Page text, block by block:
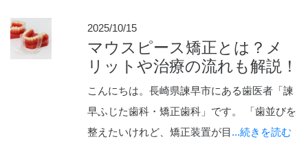
2025/10/15
マウスピース矯正とは？メ
リットや治療の流れも解説！
こんにちは。長崎県諫早市にある歯医者「諫
早ふじた歯科・矯正歯科」です。 「歯並びを
整えたいけれど、矯正装置が目 ...続きを読む